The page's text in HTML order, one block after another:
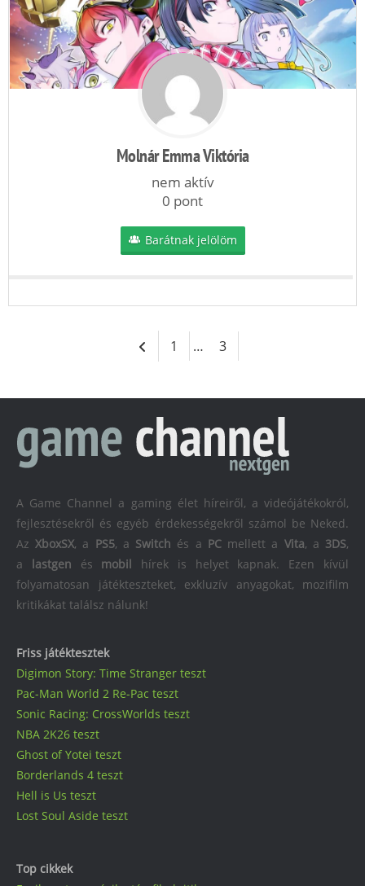
Molnár Emma Viktória
nem aktív
0 pont
Barátnak jelölöm
1 … 3
Friss játéktesztek
Digimon Story: Time Stranger teszt
Pac-Man World 2 Re-Pac teszt
Sonic Racing: CrossWorlds teszt
NBA 2K26 teszt
Ghost of Yotei teszt
Borderlands 4 teszt
Hell is Us teszt
Lost Soul Aside teszt
Top cikkek
A Game Channel a gaming élet híreiről, a videójátékokról,
fejlesztésekről és egyéb érdekességekről számol be Neked.
AzXboxSX, a PS5, a Switch és a PCmellett a Vita, a 3DS,
a lastgen és mobil hírek is helyet kapnak. Ezen kívül
folyamatosan játékteszteket, exkluzív anyagokat, mozifilm
kritikákat találsz nálunk!